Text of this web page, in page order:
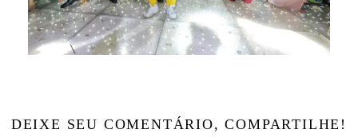
DEIXE SEU COMENTÁRIO, COMPARTILHE!